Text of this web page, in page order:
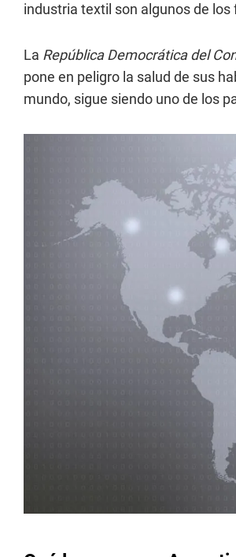
industria textil son algunos de
La República Democrática del
pone en peligro la salud de sus
mundo, sigue siendo uno de los